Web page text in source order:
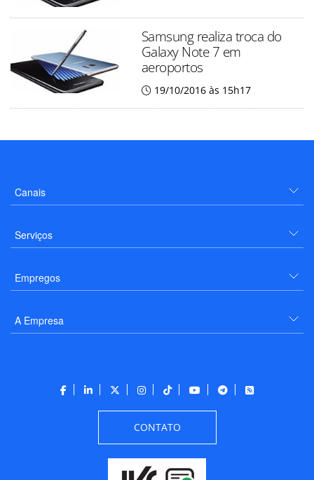
Samsung realiza troca do
Galaxy Note 7 em
aeroportos
19/10/2016 às 15h17
Canais
Serviços
Empregos
A Empresa
CONTATO